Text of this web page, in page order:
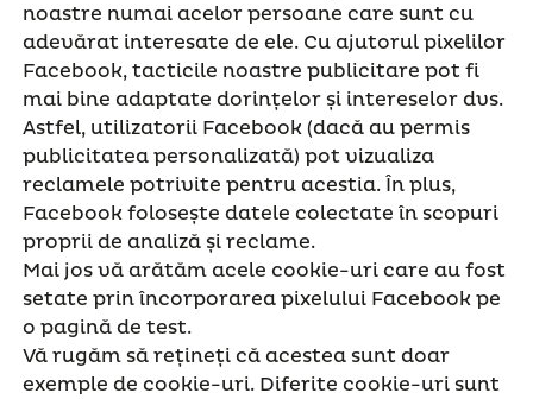
noastre numai acelor persoane care sunt cu
adevărat interesate de ele. Cu ajutorul pixelilor
Facebook, tacticile noastre publicitare pot fi
mai bine adaptate dorințelor și intereselor dvs.
Astfel, utilizatorii Facebook (dacă au permis
publicitatea personalizată) pot vizualiza
reclamele potrivite pentru acestia. În plus,
Facebook folosește datele colectate în scopuri
proprii de analiză și reclame.
Mai jos vă arătăm acele cookie-uri care au fost
setate prin încorporarea pixelului Facebook pe
o pagină de test.
Vă rugăm să rețineți că acestea sunt doar
exemple de cookie-uri. Diferite cookie-uri sunt